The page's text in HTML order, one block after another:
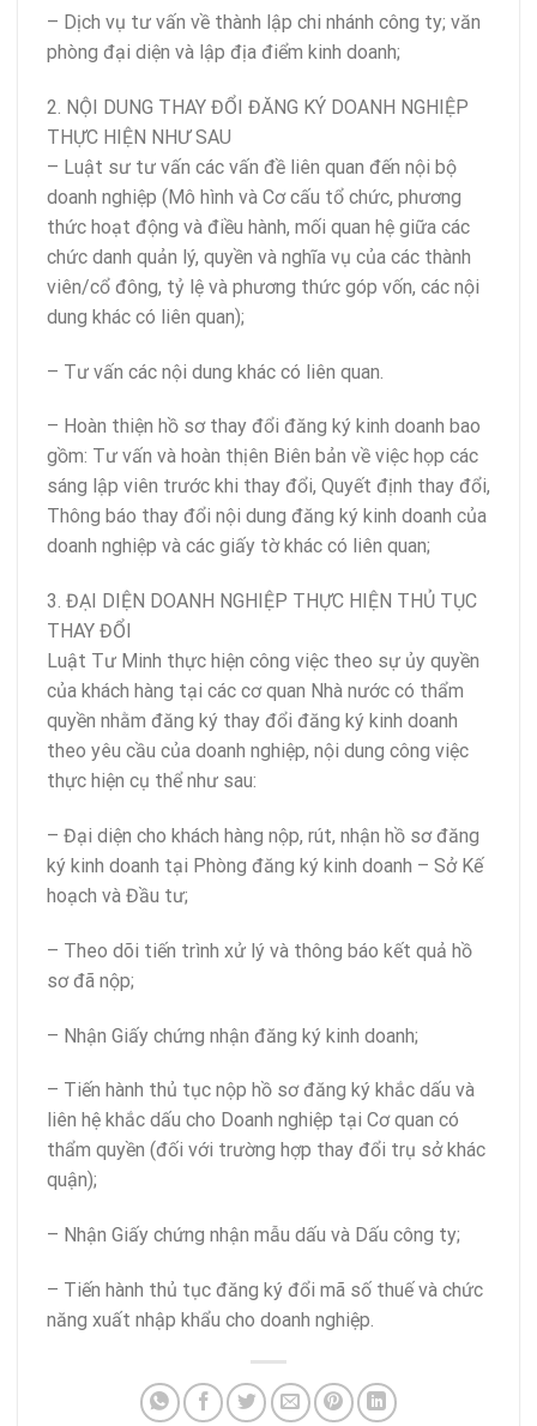
– Dịch vụ tư vấn về thành lập chi nhánh công ty; văn
phòng đại diện và lập địa điểm kinh doanh;
2. NỘI DUNG THAY ĐỔI ĐĂNG KÝ DOANH NGHIỆP
THỰC HIỆN NHƯ SAU
– Luật sư tư vấn các vấn đề liên quan đến nội bộ
doanh nghiệp (Mô hình và Cơ cấu tổ chức, phương
thức hoạt động và điều hành, mối quan hệ giữa các
chức danh quản lý, quyền và nghĩa vụ của các thành
viên/cổ đông, tỷ lệ và phương thức góp vốn, các nội
dung khác có liên quan);
– Tư vấn các nội dung khác có liên quan.
– Hoàn thiện hồ sơ thay đổi đăng ký kinh doanh bao
gồm: Tư vấn và hoàn thịên Biên bản về việc họp các
sáng lập viên trước khi thay đổi, Quyết định thay đổi,
Thông báo thay đổi nội dung đăng ký kinh doanh của
doanh nghiệp và các giấy tờ khác có liên quan;
3. ĐẠI DIỆN DOANH NGHIỆP THỰC HIỆN THỦ TỤC
THAY ĐỔI
Luật Tư Minh thực hiện công việc theo sự ủy quyền
của khách hàng tại các cơ quan Nhà nước có thẩm
quyền nhằm đăng ký thay đổi đăng ký kinh doanh
theo yêu cầu của doanh nghiệp, nội dung công việc
thực hiện cụ thể như sau:
– Đại diện cho khách hàng nộp, rút, nhận hồ sơ đăng
ký kinh doanh tại Phòng đăng ký kinh doanh – Sở Kế
hoạch và Đầu tư;
– Theo dõi tiến trình xử lý và thông báo kết quả hồ
sơ đã nộp;
– Nhận Giấy chứng nhận đăng ký kinh doanh;
– Tiến hành thủ tục nộp hồ sơ đăng ký khắc dấu và
liên hệ khắc dấu cho Doanh nghiệp tại Cơ quan có
thẩm quyền (đối với trường hợp thay đổi trụ sở khác
quận);
– Nhận Giấy chứng nhận mẫu dấu và Dấu công ty;
– Tiến hành thủ tục đăng ký đổi mã số thuế và chức
năng xuất nhập khẩu cho doanh nghiệp.